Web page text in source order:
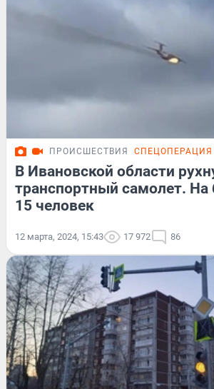
ПРОИСШЕСТВИЯ
В Ивановской области
транспортный самолет. На
15 человек
12 марта, 2024, 15:43 17 972 86